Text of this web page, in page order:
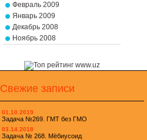
Февраль 2009
Январь 2009
Декабрь 2008
Ноябрь 2008
Свежие записи
01.10.2019
Задача №269. ГМТ без ГМО
03.14.2018
Задача № 268. Мёбиусоид